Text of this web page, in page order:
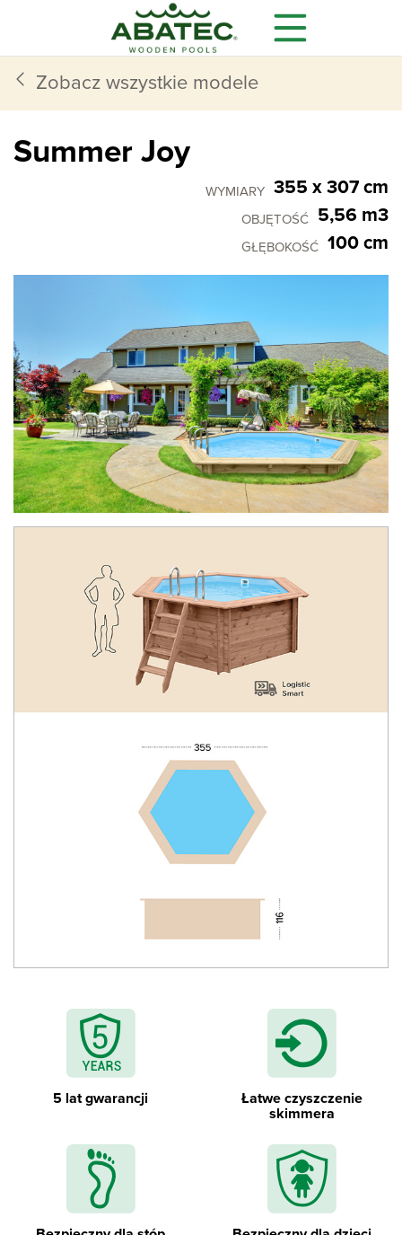
Magia drewna FAQ
Zobacz wszystkie modele
Summer Joy
WYMIARY 355 x 307 cm
OBJĘTOŚĆ 5,56 m3
GŁĘBOKOŚĆ 100 cm
5 lat gwarancji
Łatwe czyszczenie
skimmera
Wszystko czego potrzebujesz,
dostajesz w standardzie
Drewniane baseny ogrodowe ABATEC
wyposażone są w komplet elementów
niezbędnych do budowy i eksploatacji – od
schodków i drabinek po urządzenia do
oczyszczania wody. A wszystko to jest wliczone
Szczegółowa instrukcja montażu